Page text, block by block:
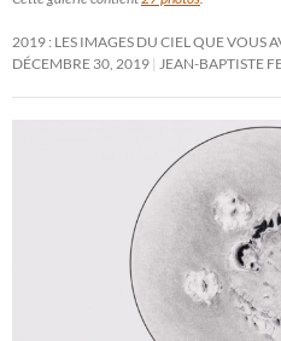
2019 : LES IMAGES DU CIEL QUE VOUS
DÉCEMBRE 30, 2019 JEAN-BAPTISTE